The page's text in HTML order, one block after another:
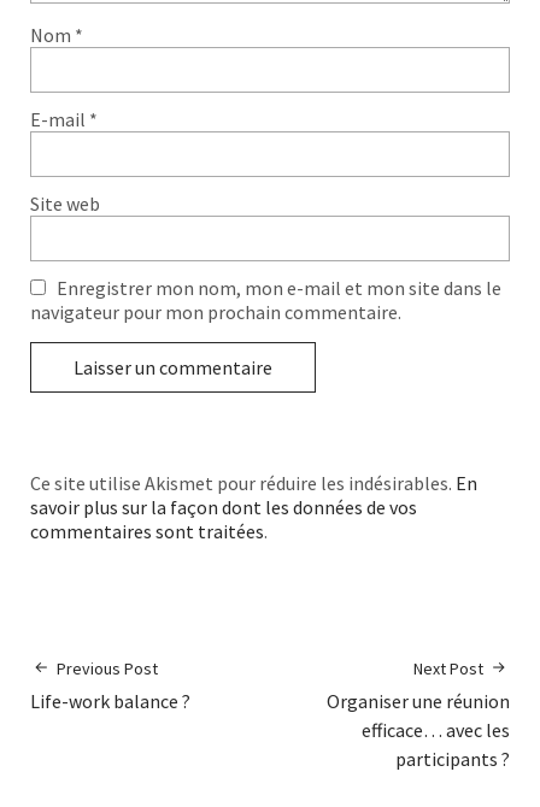
Nom *
E-mail *
Site web
Enregistrer mon nom, mon e-mail et mon site dans le
navigateur pour mon prochain commentaire.
Ce site utilise Akismet pour réduire les indésirables. En
savoir plus sur la façon dont les données de vos
commentaires sont traitées.
Previous Post
Life-work balance ?
Next Post
Organiser une réunion
efficace… avec les
participants ?